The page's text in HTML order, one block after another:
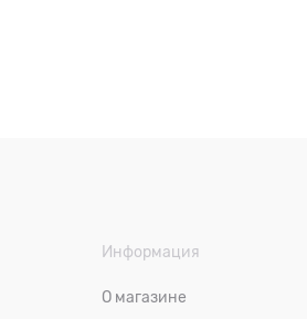
Информация
О магазине